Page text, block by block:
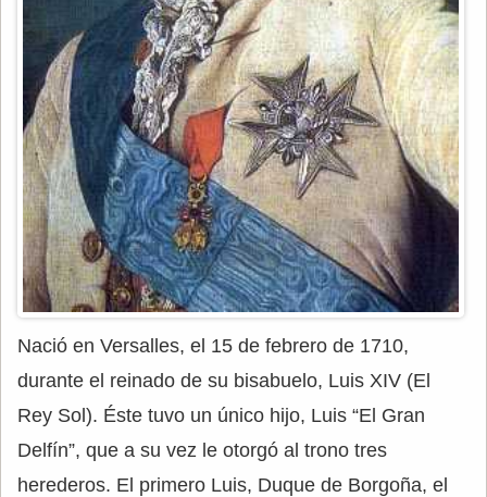
Nació en Versalles, el 15 de febrero de 1710,
durante el reinado de su bisabuelo, Luis XIV (El
Rey Sol). Éste tuvo un único hijo, Luis “El Gran
Delfín”, que a su vez le otorgó al trono tres
herederos. El primero Luis, Duque de Borgoña, el